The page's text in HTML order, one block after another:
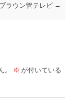
ラウン管テレビ →
。 ※ が付いている